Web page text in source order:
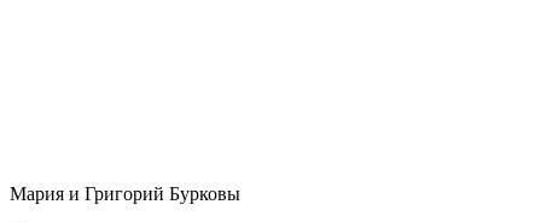
Мария и Григорий Бурковы